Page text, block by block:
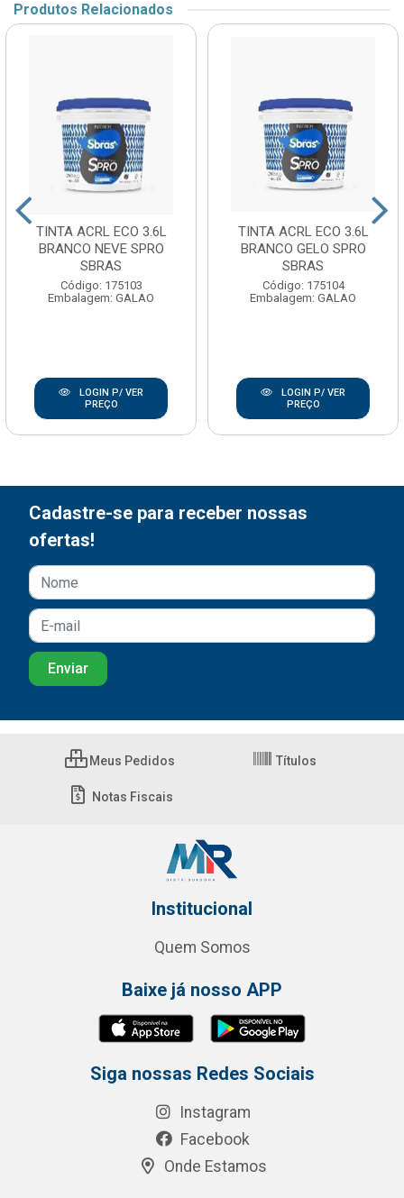
Produtos Relacionados
TINTA ACRL ECO 3.6L
BRANCO NEVE SPRO
SBRAS
Código: 175103
Embalagem: GALAO
LOGIN P/ VER
PREÇO
TINTA ACRL ECO 3.6L
BRANCO GELO SPRO
SBRAS
Código: 175104
Embalagem: GALAO
LOGIN P/ VER
PREÇO
Cadastre-se para receber nossas
ofertas!
Meus Pedidos Títulos
Notas Fiscais
Institucional
Quem Somos
Baixe já nosso APP
Siga nossas Redes Sociais
Instagram
Facebook
Onde Estamos